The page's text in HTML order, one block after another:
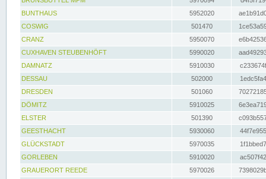
BUNTHAUS
5952020
COSWIG
501470
CRANZ
5950070
CUXHAVEN STEUBENHÖFT
5990020
DAMNATZ
5910030
DESSAU
502000
DRESDEN
501060
DÖMITZ
5910025
ELSTER
501390
GEESTHACHT
5930060
GLÜCKSTADT
5970035
GORLEBEN
5910020
GRAUERORT REEDE
5970026